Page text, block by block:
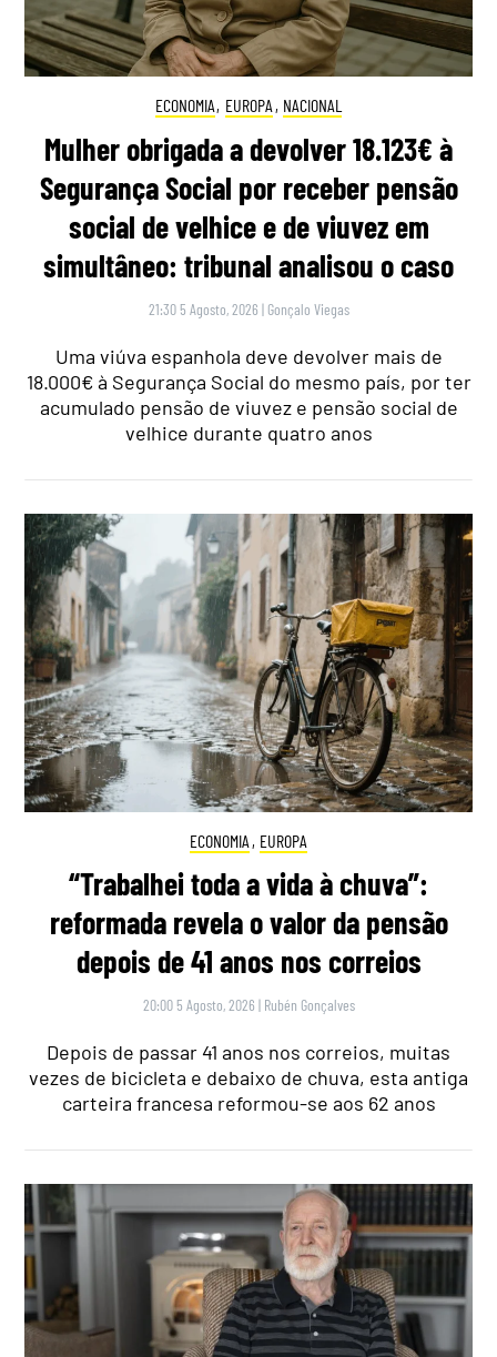
ECONOMIA, EUROPA , NACIONAL
Mulher obrigada a devolver 18.123€ à
Segurança Social por receber pensão
social de velhice e de viuvez em
simultâneo: tribunal analisou o caso
21:30 5 Agosto, 2026 | Gonçalo Viegas
Uma viúva espanhola deve devolver mais de
18.000€ à Segurança Social do mesmo país, por ter
acumulado pensão de viuvez e pensão social de
velhice durante quatro anos
ECONOMIA , EUROPA
“Trabalhei toda a vida à chuva”:
reformada revela o valor da pensão
depois de 41 anos nos correios
20:00 5 Agosto, 2026 | Rubén Gonçalves
Depois de passar 41 anos nos correios, muitas
vezes de bicicleta e debaixo de chuva, esta antiga
carteira francesa reformou-se aos 62 anos